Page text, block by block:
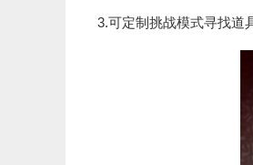
3.可定制挑战模式寻找道